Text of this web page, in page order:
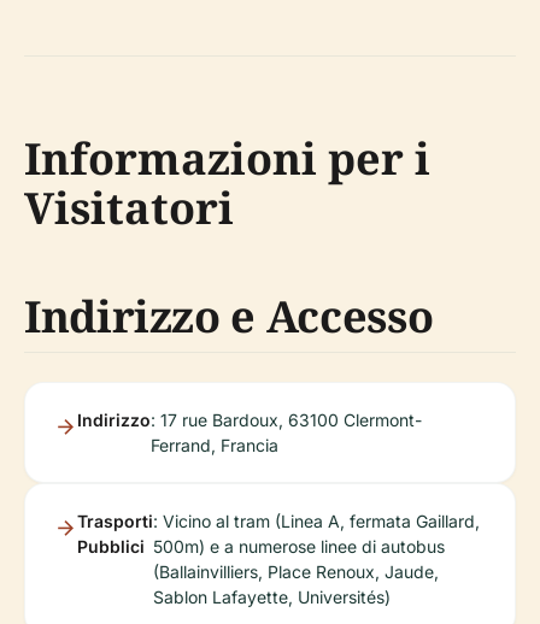
Informazioni per i
Visitatori
Indirizzo e Accesso
Indirizzo: 17 rue Bardoux, 63100 Clermont-
Ferrand, Francia
Trasporti
Pubblici
: Vicino al tram (Linea A, fermata Gaillard,
500m) e a numerose linee di autobus
(Ballainvilliers, Place Renoux, Jaude,
Sablon Lafayette, Universités)